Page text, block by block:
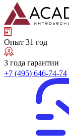
Опыт 31 год
3 года гарантии
+7 (495) 646-74-74